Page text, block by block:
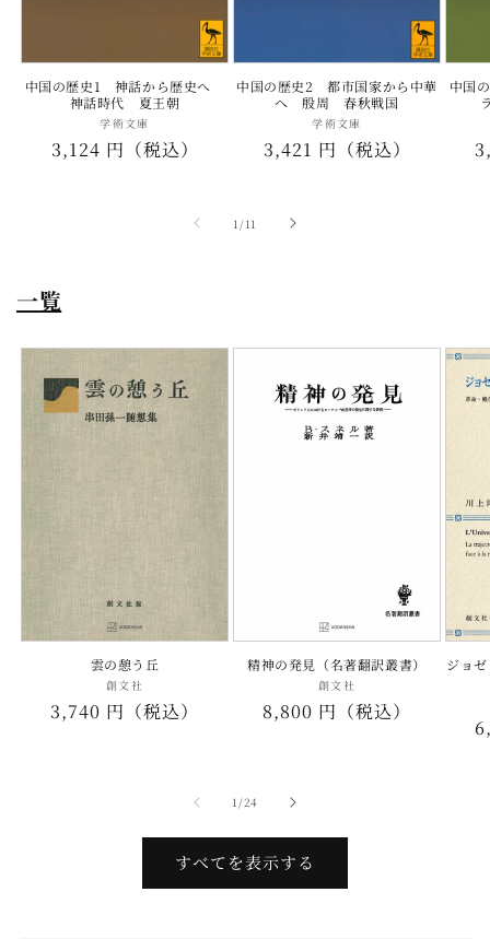
中国の歴史1 神話から歴史へ
神話時代 夏王朝
販
売
学術文庫
通
3,124 円（税込）
中国の歴史2 都市国家から中華
へ 殷周 春秋戦国
販
売
学術文庫
通
3,421 円（税込）
中国
1 /の
11
一覧
雲の憩う丘
販
売
創文社
通
3,740 円（税込）
精神の発見（名著翻訳叢書）
販
売
創文社
通
8,800 円（税込）
ジョ
1/の
24
すべてを表示する